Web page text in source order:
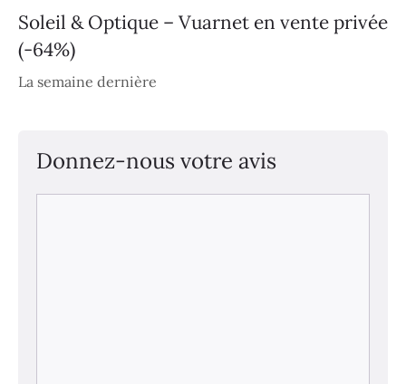
Soleil & Optique – Vuarnet en vente privée
(-64%)
La semaine dernière
Donnez-nous votre avis